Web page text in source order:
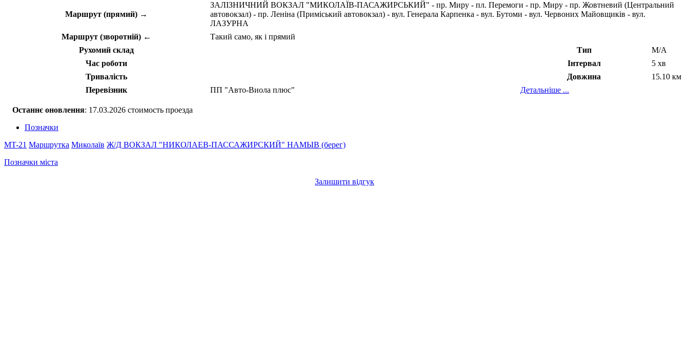
Маршрут (прямий) →
ЗАЛІЗНИЧНИЙ ВОКЗАЛ "МИКОЛАЇВ-ПАСАЖИРСЬКИЙ" - пр. Миру - пл. Перемоги - пр. Миру - пр. Жовтневий (Центральний
автовокзал) - пр. Леніна (Приміський автовокзал) - вул. Генерала Карпенка - вул. Бутоми - вул. Червоних Майовщиків - вул.
ЛАЗУРНА
Маршрут (зворотній) ←
Такий само, як і прямий
Рухомий склад
Тип
М/А
Час роботи
Інтервал
5 хв
Тривалість
Довжина
15.10 км
Перевізник
ПП "Авто-Виола плюс" Детальніше ...
Останнє оновлення: 17.03.2026 стоимость проезда
Позначки
MT-21 Маршрутка Миколаїв Ж/Д ВОКЗАЛ "НИКОЛАЕВ-ПАССАЖИРСКИЙ" НАМЫВ (берег)
Позначки міста
Залишити відгук